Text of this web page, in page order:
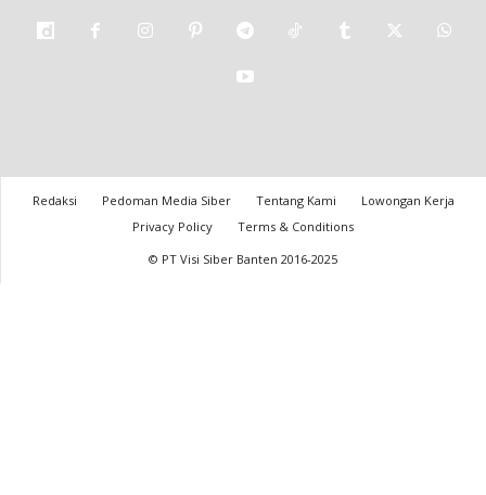
Redaksi Pedoman Media Siber Tentang Kami
Lowongan Kerja
Privacy Policy
Terms & Conditions
© PT Visi Siber Banten 2016-2025